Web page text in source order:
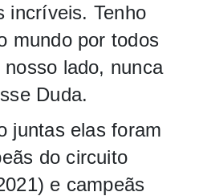
incríveis. Tenho
mundo por todos
lado, nunca
Duda.
juntas elas foram
do circuito
e campeãs